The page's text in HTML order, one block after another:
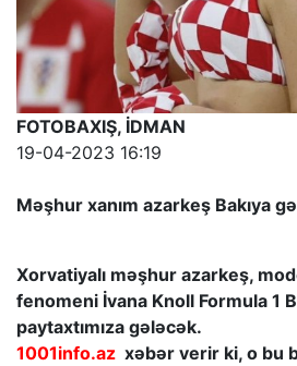
FOTOBAXIŞ, İDMAN
19-04-2023 16:19
Məşhur xanım azarkeş Bakıya
Xorvatiyalı məşhur azarkeş,
fenomeni İvana Knoll Formula 1
paytaxtımıza gələcək.
1001info.az xəbər verir ki, o bu